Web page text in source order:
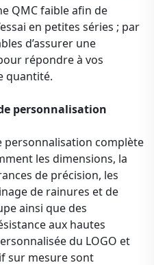
QMC faible afin de
en petites séries ; par
d’assurer une
répondre à vos
quantité.
personnalisation
personnalisation complète
les dimensions, la
de précision, les
de rainures et de
ainsi que des
aux hautes
du LOGO et
sur mesure sont